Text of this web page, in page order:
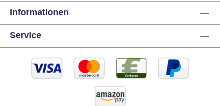
Informationen
Service